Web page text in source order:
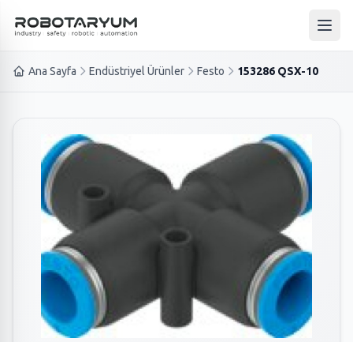
Ana içeriğe geç
Ana
Ana Sayfa Endüstriyel Ürünler Festo 153286 QSX-10